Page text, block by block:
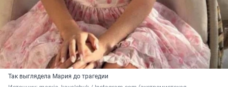
Так выглядела Мария до трагедии